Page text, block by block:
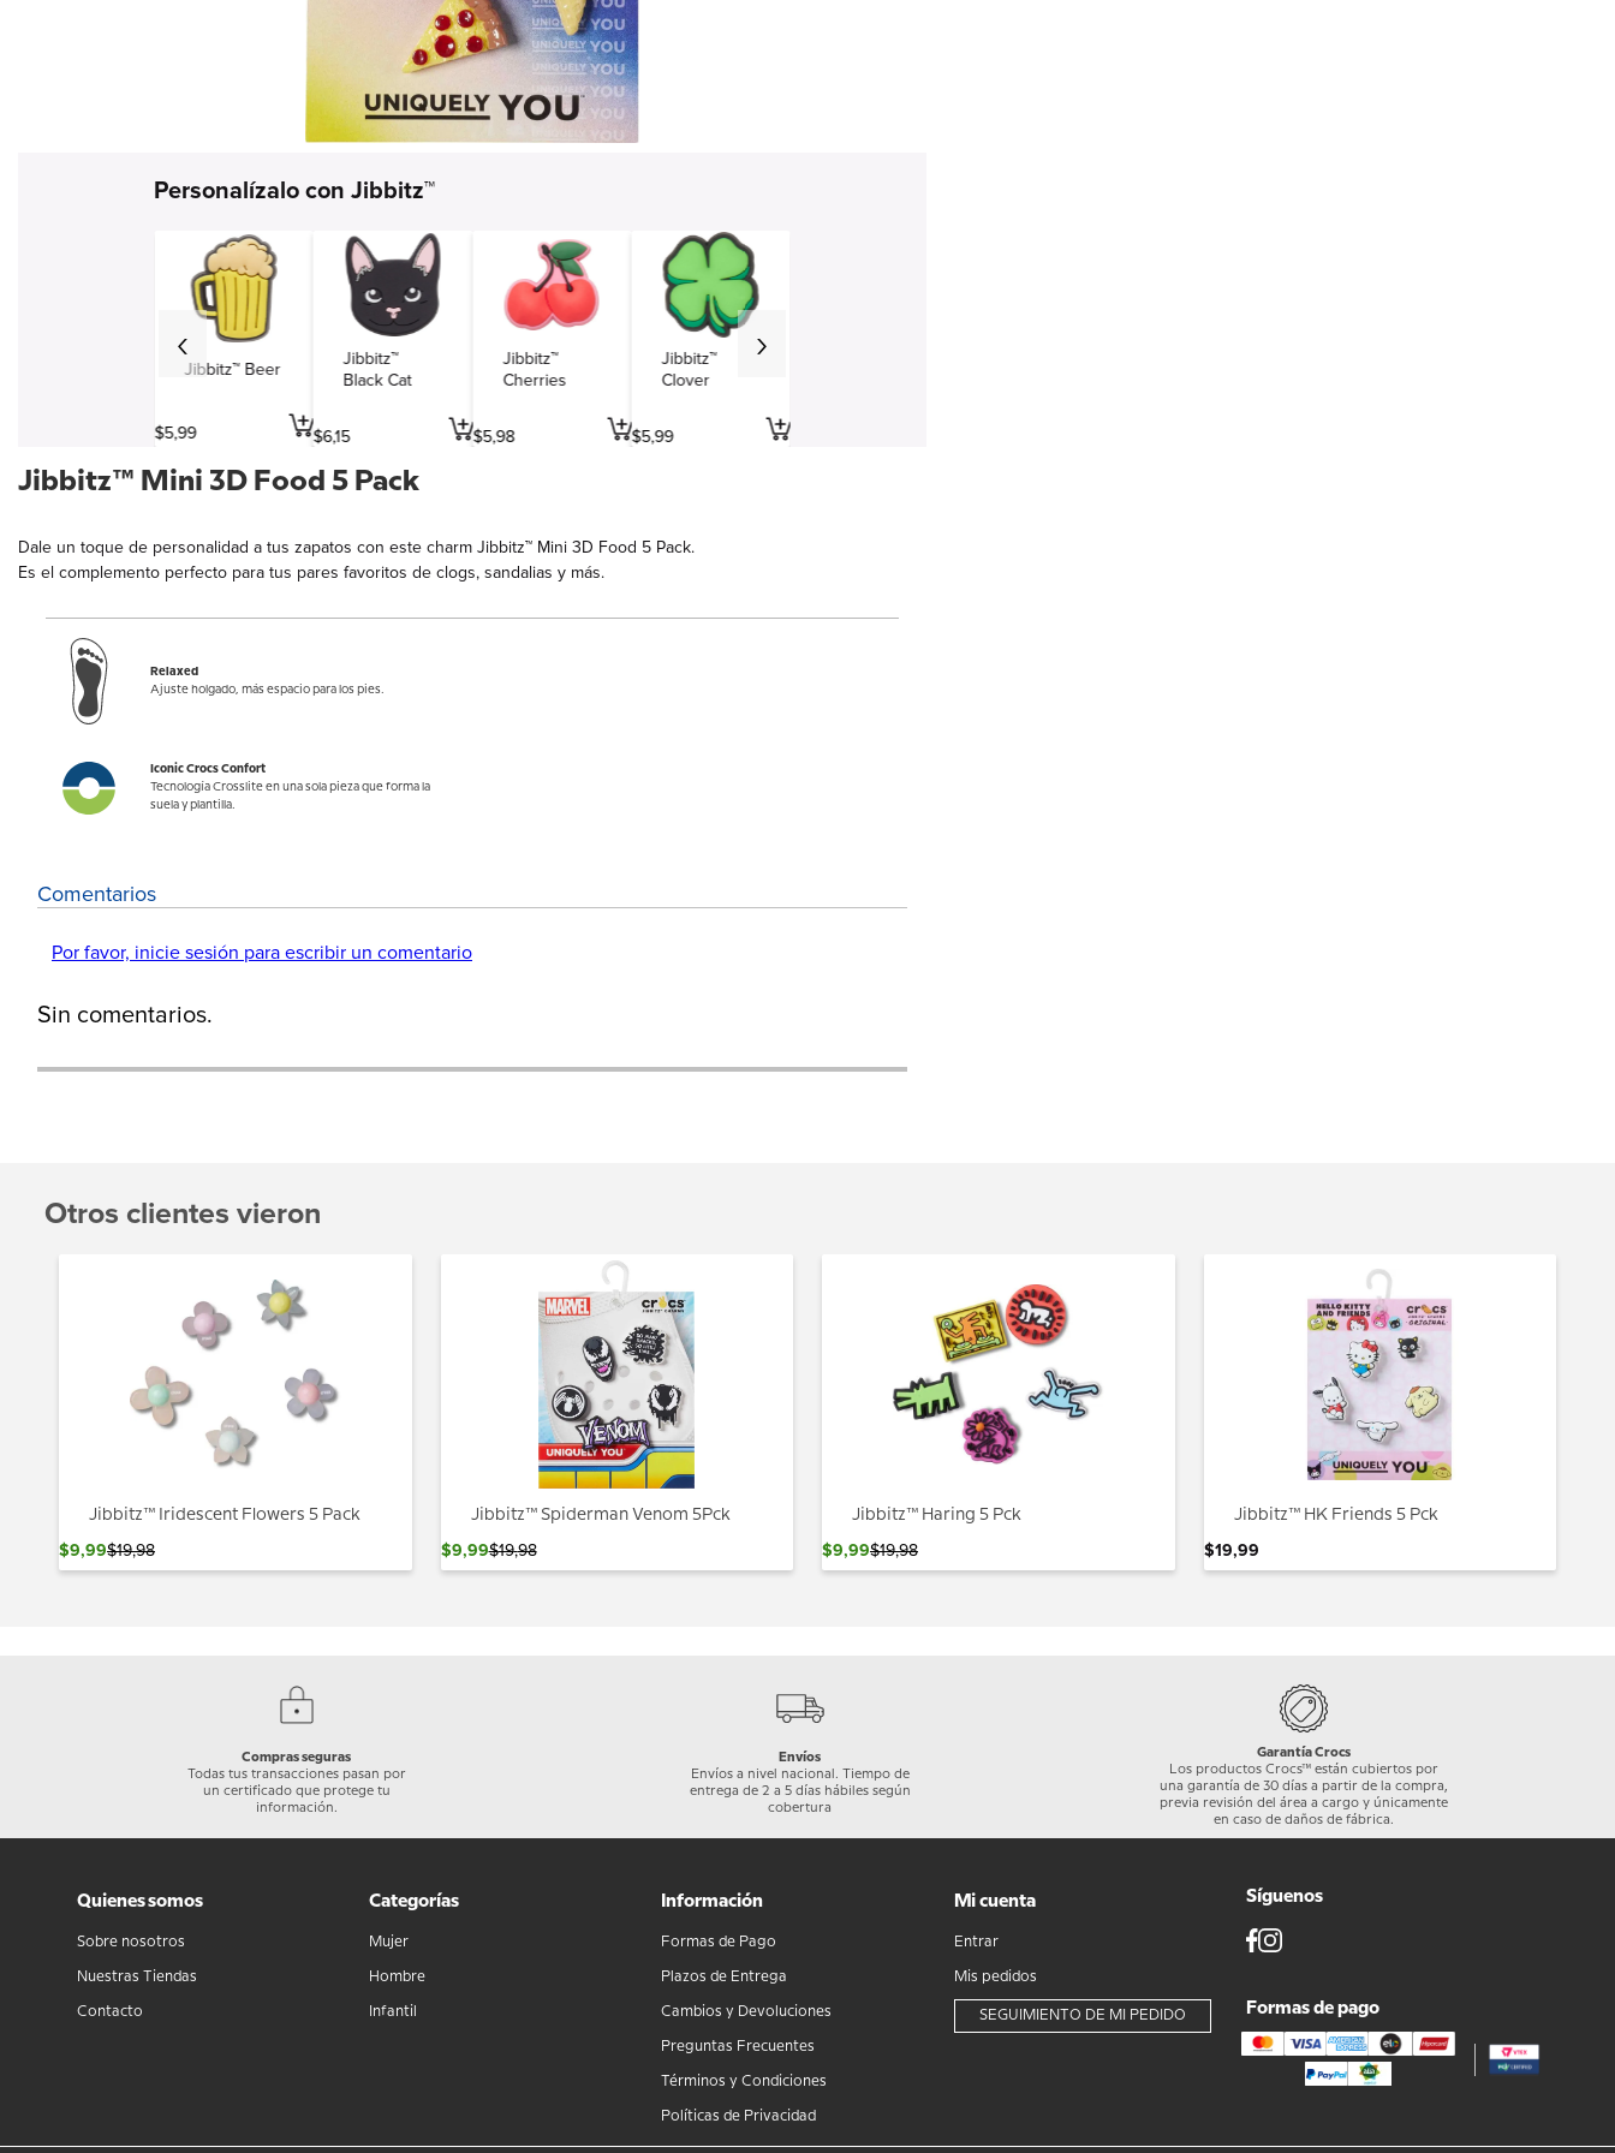
Personalízalo con Jibbitz™
Jibbitz™ Beer
$5,99
Jibbitz™
Black Cat
$6,15
Jibbitz™
Cherries
$5,98
Jibbitz™
Clover
$5,99
Jibbitz™ Mini 3D Food 5 Pack
Dale un toque de personalidad a tus zapatos con este charm Jibbitz™ Mini 3D Food 5 Pack.
Es el complemento perfecto para tus pares favoritos de clogs, sandalias y más.
Relaxed
Ajuste holgado, más espacio para los pies.
Iconic Crocs Confort
Tecnología Crosslite en una sola pieza que forma la
suela y plantilla.
Comentarios
Por favor, inicie sesión para escribir un comentario
Sin comentarios.
Otros clientes vieron
Jibbitz™ Iridescent Flowers 5 Pack
$9,99$19,98
Jibbitz™ Spiderman Venom 5Pck
$9,99$19,98
Jibbitz™ Haring 5 Pck
$9,99$19,98
Jibbitz™ HK Friends 5 Pck
$19,99
Compras seguras
Todas tus transacciones pasan por
un certificado que protege tu
información.
Envíos
Envíos a nivel nacional. Tiempo de
entrega de 2 a 5 días hábiles según
cobertura
Garantía Crocs
Los productos Crocs™ están cubiertos por
una garantía de 30 días a partir de la compra,
previa revisión del área a cargo y únicamente
en caso de daños de fábrica.
Quienes somos
Sobre nosotros
Nuestras Tiendas
Contacto
Categorías
Mujer
Hombre
Infantil
Información
Formas de Pago
Plazos de Entrega
Cambios y Devoluciones
Preguntas Frecuentes
Términos y Condiciones
Políticas de Privacidad
Mi cuenta
Entrar
Mis pedidos
SEGUIMIENTO DE MI PEDIDO
Síguenos
Formas de pago